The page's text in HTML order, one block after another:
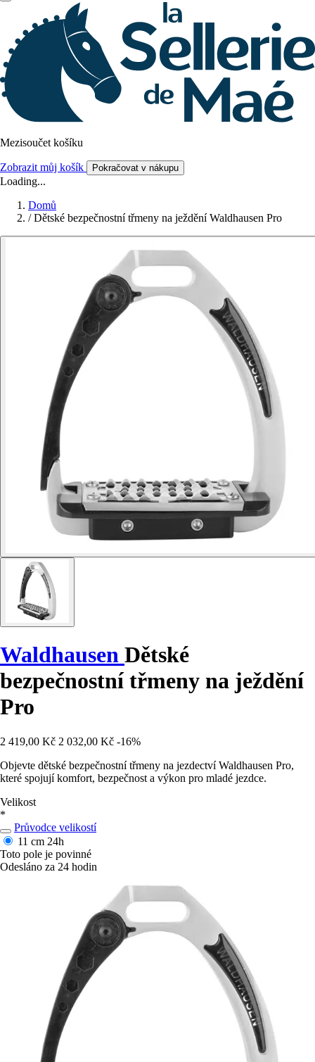
Mezisoučet košíku
Zobrazit můj košík Pokračovat v nákupu
Loading...
Domů
/ Dětské bezpečnostní třmeny na ježdění Waldhausen Pro
Waldhausen Dětské
bezpečnostní třmeny na ježdění
Pro
2 419,00 Kč 2 032,00 Kč -16%
Objevte dětské bezpečnostní třmeny na jezdectví Waldhausen Pro,
které spojují komfort, bezpečnost a výkon pro mladé jezdce.
Velikost
*
Průvodce velikostí
11 cm 24h
Toto pole je povinné
Odesláno za 24 hodin